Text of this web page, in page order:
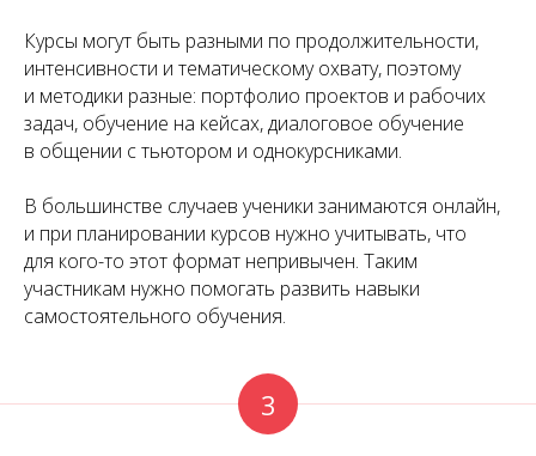
Курсы могут быть разными по продолжительности,
интенсивности и тематическому охвату, поэтому
и методики разные: портфолио проектов и рабочих
задач, обучение на кейсах, диалоговое обучение
в общении с тьютором и однокурсниками.
В большинстве случаев ученики занимаются онлайн,
и при планировании курсов нужно учитывать, что
для кого-то этот формат непривычен. Таким
участникам нужно помогать развить навыки
самостоятельного обучения.
3